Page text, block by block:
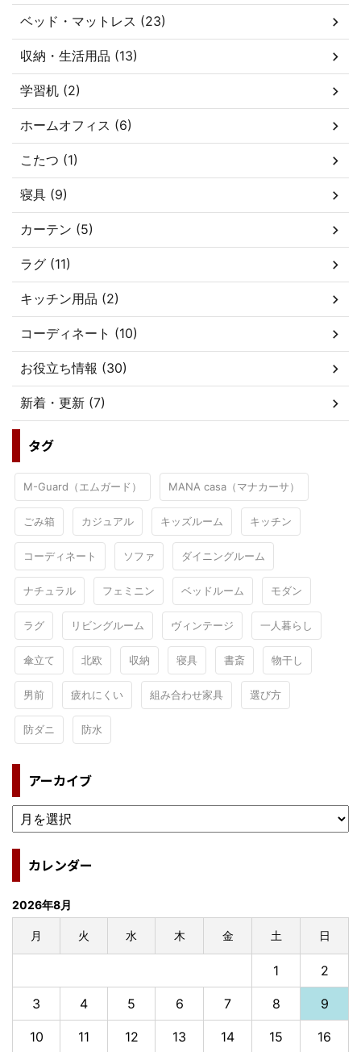
ベッド・マットレス (23)
収納・生活用品 (13)
学習机 (2)
ホームオフィス (6)
こたつ (1)
寝具 (9)
カーテン (5)
ラグ (11)
キッチン用品 (2)
コーディネート (10)
お役立ち情報 (30)
新着・更新 (7)
タグ
M-Guard（エムガード） MANA casa（マナカーサ）
ごみ箱 カジュアル キッズルーム キッチン
コーディネート ソファ ダイニングルーム
ナチュラル フェミニン ベッドルーム モダン
ラグ リビングルーム ヴィンテージ 一人暮らし
傘立て 北欧 収納 寝具 書斎 物干し
男前 疲れにくい 組み合わせ家具 選び方
防ダニ 防水
アーカイブ
カレンダー
2026年8月
月 火 水 木 金 土 日
1 2
3 4 5 6 7 8 9
10 11 12 13 14 15 16